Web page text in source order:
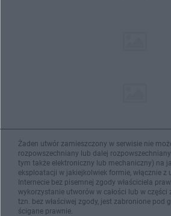
Żaden utwór zamieszczony w serwisie nie
rozpowszechniany lub dalej
tym także elektroniczny lub mechaniczny) na
eksploatacji w jakiejkolwiek formie, włącznie z
Internecie bez pisemnej zgody właściciela
wykorzystanie utworów w całości lub w części
tzn. bez właściwej zgody, jest zabronione pod
ścigane prawnie.